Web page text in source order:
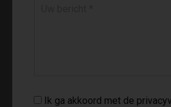
Ik ga akkoord met de